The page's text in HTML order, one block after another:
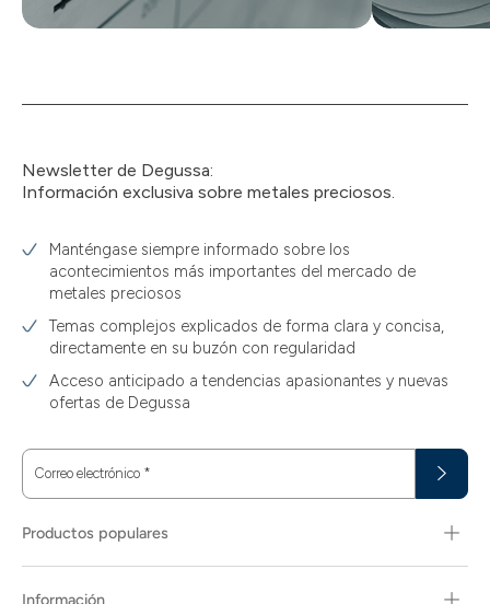
Newsletter de Degussa:
Información exclusiva sobre metales preciosos.
Manténgase siempre informado sobre los
acontecimientos más importantes del mercado de
metales preciosos
Temas complejos explicados de forma clara y concisa,
directamente en su buzón con regularidad
Acceso anticipado a tendencias apasionantes y nuevas
ofertas de Degussa
Correo electrónico *
Productos populares
Información